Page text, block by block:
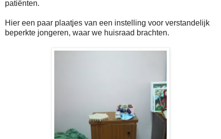
patiënten.
Hier een paar plaatjes van een instelling voor verstandelijk
beperkte jongeren, waar we huisraad brachten.